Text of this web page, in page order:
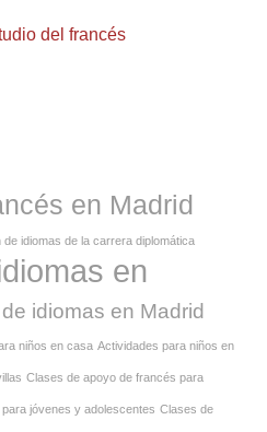
del francés
en Madrid
idiomas de la carrera diplomática
en
idiomas en Madrid
niños en casa Actividades para niños en
Clases de apoyo de francés para
jóvenes y adolescentes Clases de